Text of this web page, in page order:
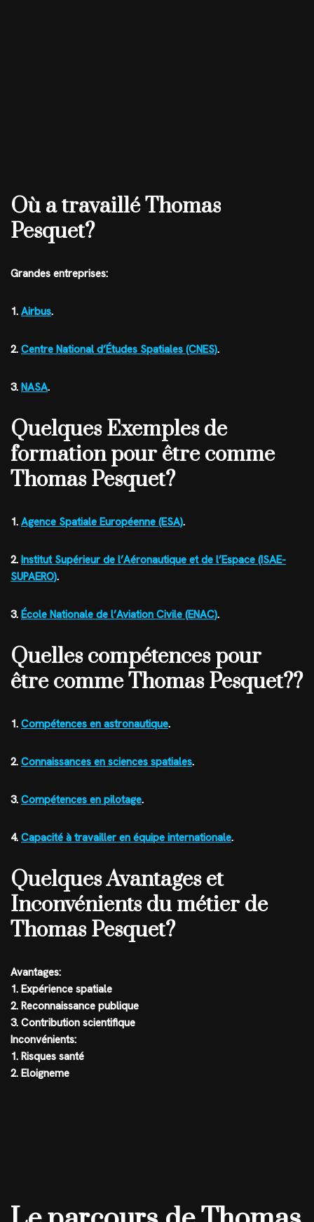
Où a travaillé Thomas
Pesquet?
Grandes entreprises:
1. Airbus.
2. Centre National d’Études Spatiales (CNES).
3. NASA.
Quelques Exemples de
formation pour être comme
Thomas Pesquet?
1. Agence Spatiale Européenne (ESA).
2. Institut Supérieur de l’Aéronautique et de l’Espace (ISAE-
SUPAERO).
3. École Nationale de l’Aviation Civile (ENAC).
Quelles compétences pour
être comme Thomas Pesquet??
1. Compétences en astronautique.
2. Connaissances en sciences spatiales.
3. Compétences en pilotage.
4. Capacité à travailler en équipe internationale.
Quelques Avantages et
Inconvénients du métier de
Thomas Pesquet?
Avantages:
1. Expérience spatiale
2. Reconnaissance publique
3. Contribution scientifique
Inconvénients:
1. Risques santé
2. Eloigneme